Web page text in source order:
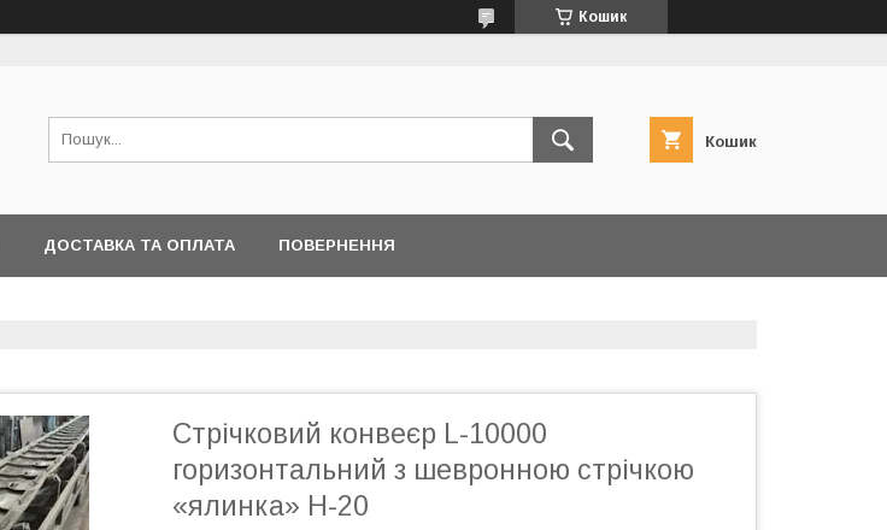
Кошик
Кошик
ДОСТАВКА ТА ОПЛАТА ПОВЕРНЕННЯ
Стрічковий конвеєр L-10000
горизонтальний з шевронною стрічкою
«ялинка» Н-20